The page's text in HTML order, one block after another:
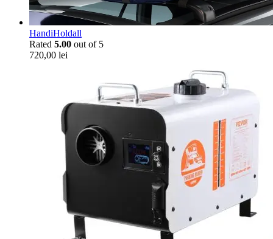
HandiHoldall
Rated 5.00 out of 5
720,00 lei